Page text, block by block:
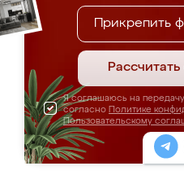
Прикрепить
Я соглашаюсь на
согласно Политике
Пользовательскому